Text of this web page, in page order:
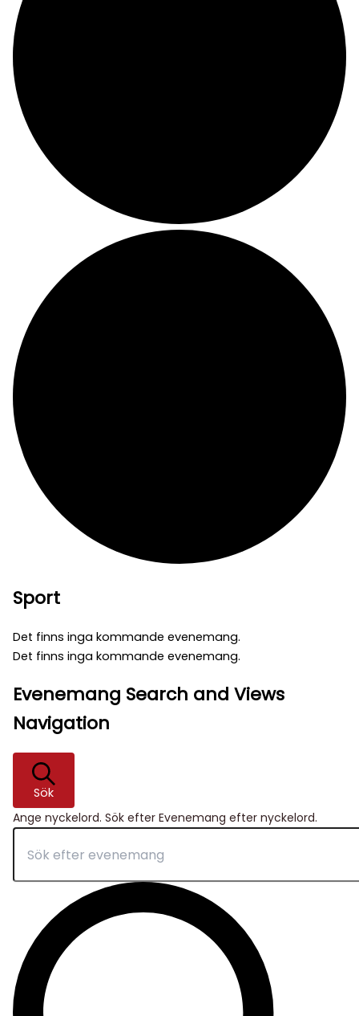
Sport
Det finns inga kommande evenemang.
Det finns inga kommande evenemang.
Evenemang Search and Views
Navigation
Sök
Ange nyckelord. Sök efter Evenemang efter nyckelord.